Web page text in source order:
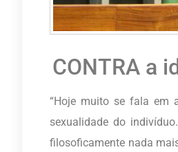
CONTRA a
“Hoje muito se fala em
sexualidade do
filosoficamente nada